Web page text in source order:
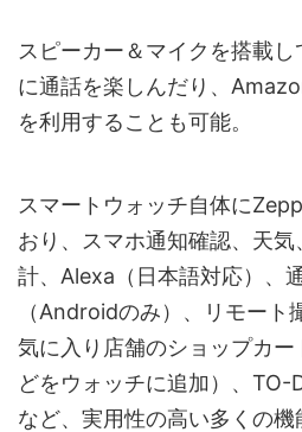
スピーカー＆マイクを搭載
に通話を楽しんだり、
を利用することも可能。
スマートウォッチ自体に
おり、スマホ通知確認、天
計、Alexa（日本語対応）、
（Androidのみ）、リモート
気に入り店舗のショップカ
どをウォッチに追加）、TO-
など、実用性の高い多くの